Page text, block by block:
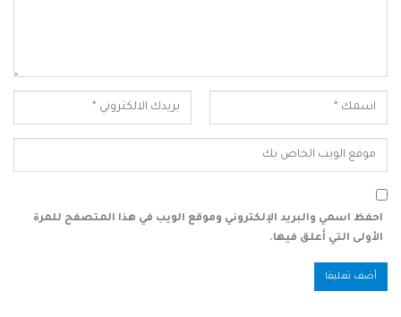
احفظ اسمي والبريد الإلكتروني وموقع الويب في هذا المتصفح للمرة
الأولى التي أعلق فيها.